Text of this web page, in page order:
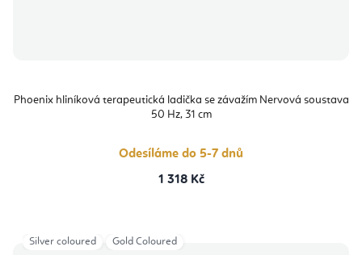
Phoenix hliníková terapeutická ladička se závažím Nervová soustava
50 Hz, 31 cm
Odesíláme do 5-7 dnů
1 318 Kč
Silver coloured Gold Coloured